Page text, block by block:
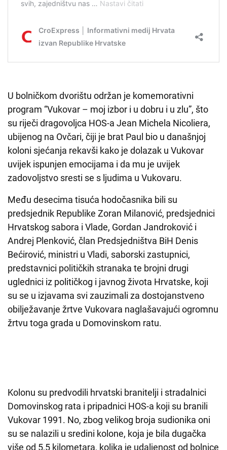
U bolničkom dvorištu održan je komemorativni
program “Vukovar – moj izbor i u dobru i u zlu”, što
su riječi dragovoljca HOS-a Jean Michela Nicoliera,
ubijenog na Ovčari, čiji je brat Paul bio u današnjoj
koloni sjećanja rekavši kako je dolazak u Vukovar
uvijek ispunjen emocijama i da mu je uvijek
zadovoljstvo sresti se s ljudima u Vukovaru.
Među desecima tisuća hodočasnika bili su
predsjednik Republike Zoran Milanović, predsjednici
Hrvatskog sabora i Vlade, Gordan Jandroković i
Andrej Plenković, član Predsjedništva BiH Denis
Bećirović, ministri u Vladi, saborski zastupnici,
predstavnici političkih stranaka te brojni drugi
uglednici iz političkog i javnog života Hrvatske, koji
su se u izjavama svi zauzimali za dostojanstveno
obilježavanje žrtve Vukovara naglašavajući ogromnu
žrtvu toga grada u Domovinskom ratu.
Kolonu su predvodili hrvatski branitelji i stradalnici
Domovinskog rata i pripadnici HOS-a koji su branili
Vukovar 1991. No, zbog velikog broja sudionika oni
su se nalazili u sredini kolone, koja je bila dugačka
više od 5,5 kilometara, kolika je udaljenost od bolnice